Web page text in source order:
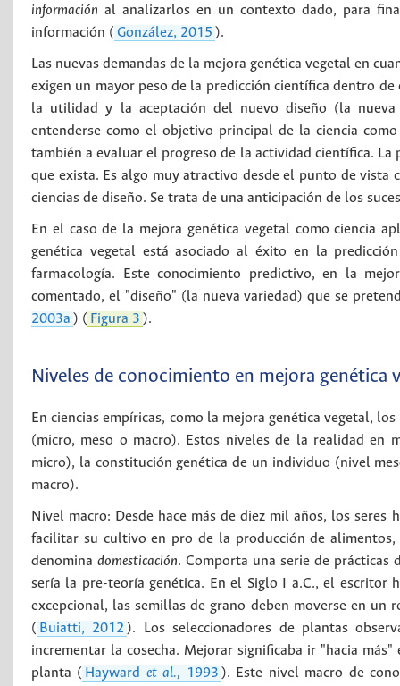
información al analizarlos en un contexto dado, para
información ( González, 2015 ).
Las nuevas demandas de la mejora genética vegetal en
exigen un mayor peso de la predicción científica dentro
la utilidad y la aceptación del nuevo diseño (la nueva
entenderse como el objetivo principal de la ciencia
también a evaluar el progreso de la actividad científica. La
que exista. Es algo muy atractivo desde el punto de vista
ciencias de diseño. Se trata de una anticipación de los
En el caso de la mejora genética vegetal como ciencia
genética vegetal está asociado al éxito en la
farmacología. Este conocimiento predictivo, en la
comentado, el "diseño" (la nueva variedad) que se
2003a ) ( Figura 3 ).
Niveles de conocimiento en mejora genética
En ciencias empíricas, como la mejora genética vegetal,
(micro, meso o macro). Estos niveles de la realidad en
micro), la constitución genética de un individuo (nivel
macro).
Nivel macro: Desde hace más de diez mil años, los
facilitar su cultivo en pro de la producción de
denomina domesticación. Comporta una serie de prácticas
sería la pre-teoría genética. En el Siglo I a.C., el
excepcional, las semillas de grano deben moverse en
( Buiatti, 2012 ). Los seleccionadores de plantas
incrementar la cosecha. Mejorar significaba ir "hacia
planta ( Hayward et al., 1993 ). Este nivel macro de